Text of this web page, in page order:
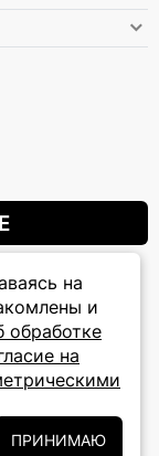
на
и
обработке
на
ПРИНИМАЮ
на новости